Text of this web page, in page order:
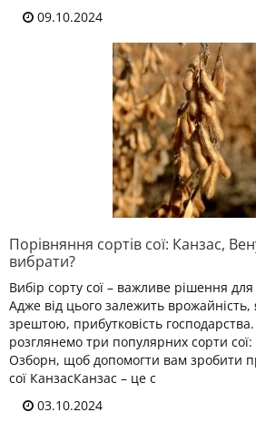
09.10.2024
Порівняння сортів сої: Канзас,
вибрати?
Вибір сорту сої – важливе рішення
Адже від цього залежить врожайність,
зрештою, прибутковість
розглянемо три популярних сорти
Озборн, щоб допомогти вам зробити
сої КанзасКанзас – це с
03.10.2024